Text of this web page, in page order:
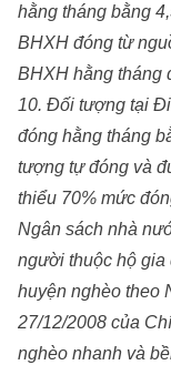
hằng tháng bằng
BHXH đóng từ
BHXH hằng tháng
10. Đối tượng tại
đóng hằng tháng
tượng tự đóng và
thiểu 70% mức
Ngân sách nhà
người thuộc hộ gia
huyện nghèo theo
27/12/2008 của
nghèo nhanh và